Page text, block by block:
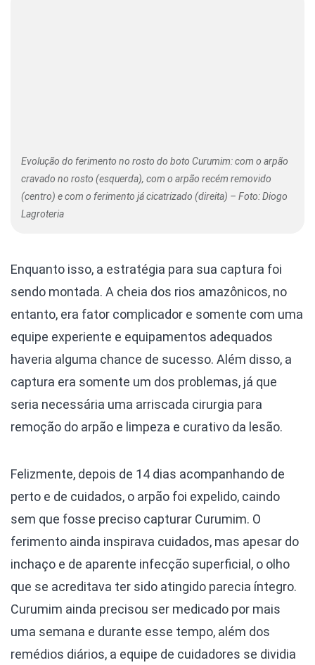
Evolução do ferimento no rosto do boto Curumim: com o arpão
cravado no rosto (esquerda), com o arpão recém removido
(centro) e com o ferimento já cicatrizado (direita) – Foto: Diogo
Lagroteria
Enquanto isso, a estratégia para sua captura foi
sendo montada. A cheia dos rios amazônicos, no
entanto, era fator complicador e somente com uma
equipe experiente e equipamentos adequados
haveria alguma chance de sucesso. Além disso, a
captura era somente um dos problemas, já que
seria necessária uma arriscada cirurgia para
remoção do arpão e limpeza e curativo da lesão.
Felizmente, depois de 14 dias acompanhando de
perto e de cuidados, o arpão foi expelido, caindo
sem que fosse preciso capturar Curumim. O
ferimento ainda inspirava cuidados, mas apesar do
inchaço e de aparente infecção superficial, o olho
que se acreditava ter sido atingido parecia íntegro.
Curumim ainda precisou ser medicado por mais
uma semana e durante esse tempo, além dos
remédios diários, a equipe de cuidadores se dividia